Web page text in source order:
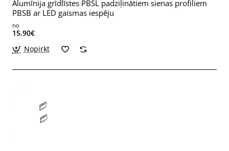
Alumīnija grīdlīstes PBSL padziļinātiem sienas profiliem
PBSB ar LED gaismas iespēju
no
15.90€
Nopirkt